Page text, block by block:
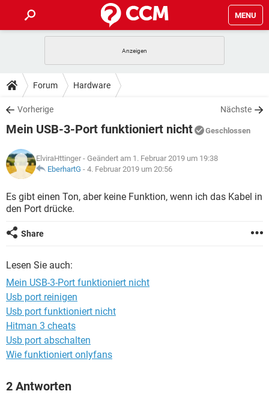
MENU
ANDROID
WINDOWS 10
WHATSAPP TIKTOK
FACEBOOK
TIPPS & TRICKS
SPIELE
WHATSAPP TIKTOK
FACEBOOK
DOWNLOADS
SPIELE STREAMING
ANDROID
WINDOWS 10 INSTAGRAM
WHATSAPP TIKTOK
FACEBOOK
SPIELE STREAMING
ANDROID
WINDOWS 10 INSTAGRAM
LEXIKON
SPIELE STREAMING
ANDROID
WINDOWS 10
Forum Hardware
Vorherige Nächste
Mein USB-3-Port funktioniert nicht Geschlossen
ElviraHttinger - Geändert am 1. Februar 2019 um 19:38
EberhartG - 4. Februar 2019 um 20:56
Es gibt einen Ton, aber keine Funktion, wenn ich das Kabel in
den Port drücke.
Share
Lesen Sie auch:
Mein USB-3-Port funktioniert nicht
Usb port reinigen
Usb port funktioniert nicht
Hitman 3 cheats
Usb port abschalten
Wie funktioniert onlyfans
2 Antworten